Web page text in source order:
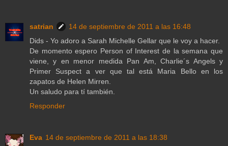
satrian
14 de septiembre de 2011 a las 16:48
Dids - Yo adoro a Sarah Michelle Gellar que le voy a hacer.
De momento espero Person of Interest de la semana que
viene, y en menor medida Pan Am, Charlie´s Angels y
Primer Suspect a ver que tal está Maria Bello en los
zapatos de Helen Mirren.
Un saludo para tí también.
Responder
Eva 14 de septiembre de 2011 a las 18:38